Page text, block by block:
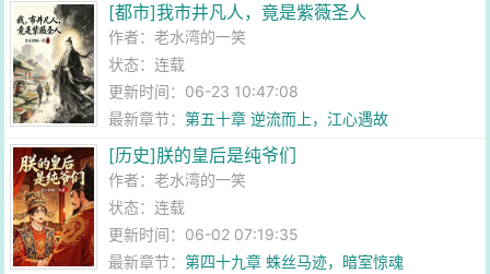
[都市]我市井凡人，竟是紫薇圣人
作者：老水湾的一笑
状态：连载
更新时间：06-23 10:47:08
最新章节：第五十章 逆流而上，江心遇故
[历史]朕的皇后是纯爷们
作者：老水湾的一笑
状态：连载
更新时间：06-02 07:19:35
最新章节：第四十九章 蛛丝马迹，暗室惊魂